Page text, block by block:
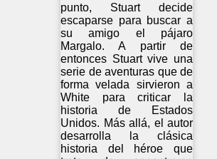
punto, Stuart decide
escaparse para buscar a
su amigo el pájaro
Margalo. A partir de
entonces Stuart vive una
serie de aventuras que de
forma velada sirvieron a
White para criticar la
historia de Estados
Unidos. Más allá, el autor
desarrolla la clásica
historia del héroe que